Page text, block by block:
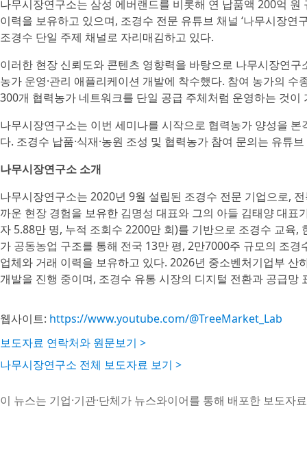
나무시장연구소는 삼성 에버랜드를 비롯해 연 납품액 200억
이력을 보유하고 있으며, 조경수 전문 유튜브 채널 ‘나무시장
조경수 단일 주제 채널로 자리매김하고 있다.
이러한 현장 신뢰도와 콘텐츠 영향력을 바탕으로 나무시장연
농가 운영·관리 애플리케이션 개발에 착수했다. 참여 농가의
300개 협력농가 네트워크를 단일 공급 주체처럼 운영하는 것이
나무시장연구소는 이번 세미나를 시작으로 협력농가 양성을
다. 조경수 납품·식재·농원 조성 및 협력농가 참여 문의는 유튜브
나무시장연구소 소개
나무시장연구소는 2020년 9월 설립된 조경수 전문 기업으로,
까운 현장 경험을 보유한 김명성 대표와 그의 아들 김태양 대표
자 5.88만 명, 누적 조회수 2200만 회)를 기반으로 조경수 교육
가 공동농업 구조를 통해 전국 13만 평, 2만7000주 규모의 조
업체와 거래 이력을 보유하고 있다. 2026년 중소벤처기업부
개발을 진행 중이며, 조경수 유통 시장의 디지털 전환과 공급망
웹사이트: https://www.youtube.com/@TreeMarket_Lab
보도자료 연락처와 원문보기 >
나무시장연구소 전체 보도자료 보기 >
이 뉴스는 기업·기관·단체가 뉴스와이어를 통해 배포한 보도자